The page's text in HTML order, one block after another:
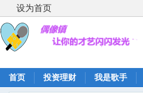
设为首页
首页 投资理财 我是歌手